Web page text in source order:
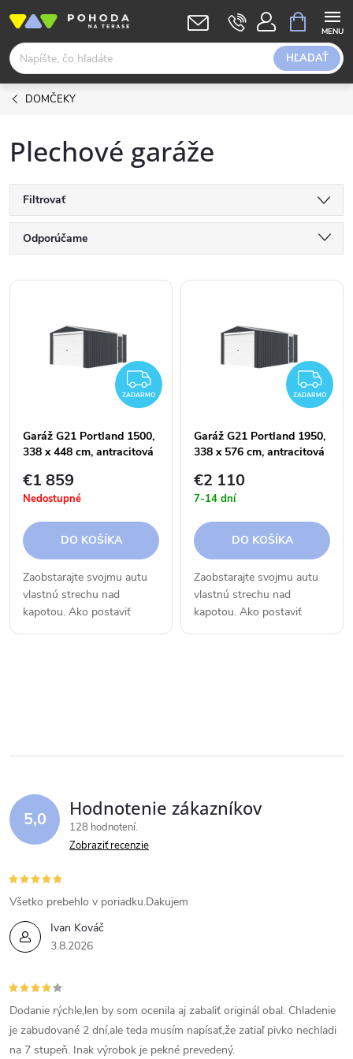
obsah
HĽADAŤ
KOŠÍK
DOMČEKY
Plechové garáže
Filtrovať
R
a
e
p
o
d
t
o
v
Odporúčame
Abecedne
V
s
p
o
d
o
v
ZADARMO
ZADARMO
Garáž G21 Portland 1500,
338 x 448 cm, antracitová
€1 859
Nedostupné
DO KOŠÍKA
Zaobstarajte svojmu autu
vlastnú strechu nad
kapotou. Ako postaviť
ZADARMO
Garáž G21 Portland 1950,
338 x 576 cm, antracitová
€2 110
7-14 dní
DO KOŠÍKA
Zaobstarajte svojmu autu
vlastnú strechu nad
kapotou. Ako postaviť
l
d
a
c
i
e
r
v
5,0 Hodnotenie zákazníkov
128 hodnotení
Zobraziť recenzie
Ivan Kováč
3.8.2026
Všetko prebehlo v poriadku.Dakujem
Dodanie rýchle,len by som ocenila aj zabaliť originál obal. Chladenie
je zabudované 2 dní,ale teda musím napísať,že zatiaľ pivko nechladi
na 7 stupeň. Inak výrobok je pekné prevedený.